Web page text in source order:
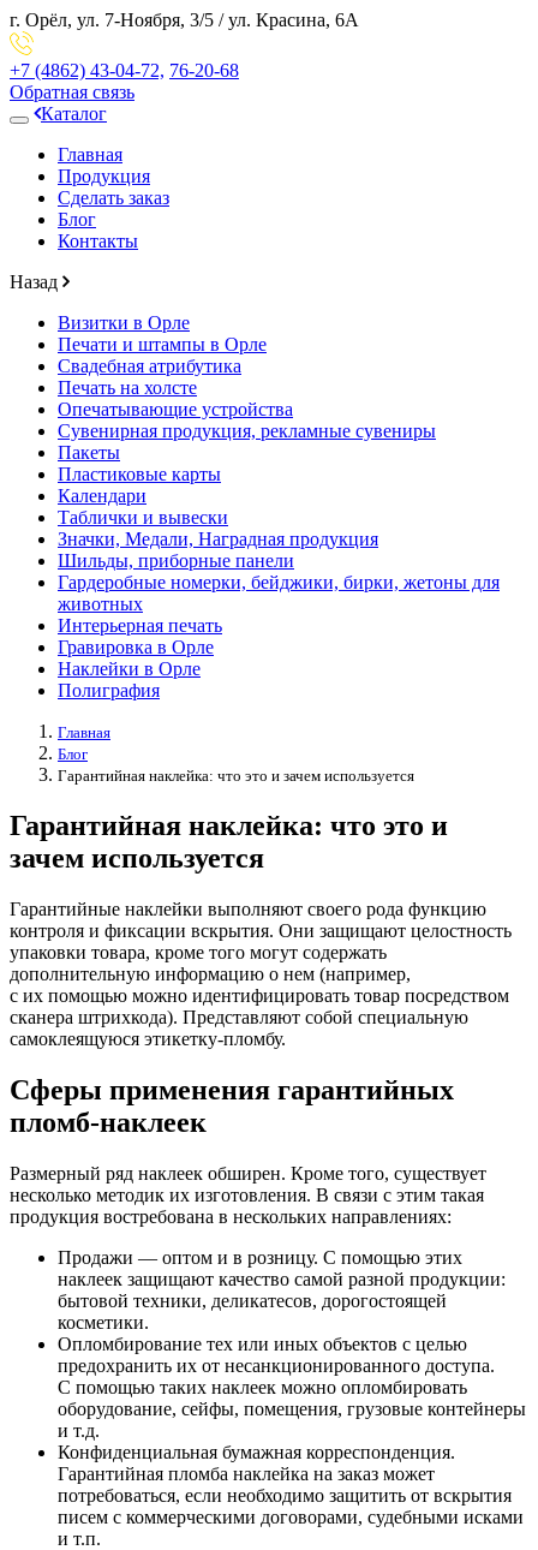
г. Орёл, ул. 7-Ноября, 3/5 / ул. Красина, 6А
+7 (4862) 43-04-72, 76-20-68
Обратная связь
Каталог
Главная
Продукция
Сделать заказ
Блог
Контакты
Назад
Визитки в Орле
Печати и штампы в Орле
Свадебная атрибутика
Печать на холсте
Опечатывающие устройства
Сувенирная продукция, рекламные сувениры
Пакеты
Пластиковые карты
Календари
Таблички и вывески
Значки, Медали, Наградная продукция
Шильды, приборные панели
Гардеробные номерки, бейджики, бирки, жетоны для
животных
Интерьерная печать
Гравировка в Орле
Наклейки в Орле
Полиграфия
Главная
Блог
Гарантийная наклейка: что это и зачем используется
Гарантийная наклейка: что это и
зачем используется
Гарантийные наклейки выполняют своего рода функцию
контроля и фиксации вскрытия. Они защищают целостность
упаковки товара, кроме того могут содержать
дополнительную информацию о нем (например,
с их помощью можно идентифицировать товар посредством
сканера штрихкода). Представляют собой специальную
самоклеящуюся этикетку-пломбу.
Сферы применения гарантийных
пломб-наклеек
Размерный ряд наклеек обширен. Кроме того, существует
несколько методик их изготовления. В связи с этим такая
продукция востребована в нескольких направлениях:
Продажи — оптом и в розницу. С помощью этих
наклеек защищают качество самой разной продукции:
бытовой техники, деликатесов, дорогостоящей
косметики.
Опломбирование тех или иных объектов с целью
предохранить их от несанкционированного доступа.
С помощью таких наклеек можно опломбировать
оборудование, сейфы, помещения, грузовые контейнеры
и т.д.
Конфиденциальная бумажная корреспонденция.
Гарантийная пломба наклейка на заказ может
потребоваться, если необходимо защитить от вскрытия
писем с коммерческими договорами, судебными исками
и т.п.